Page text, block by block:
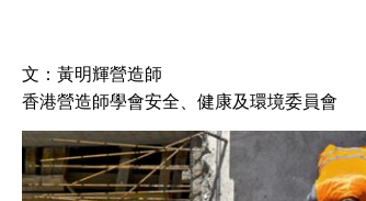
文：黃明輝營造師
香港營造師學會安全、健康及環境委員會